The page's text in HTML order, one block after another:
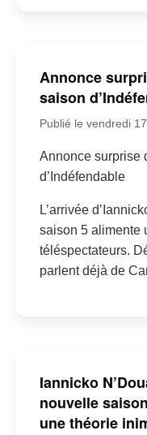
Annonce
saison
Publié le vendredi
Annonce surprise
d’Indéfendable
L’arrivée
saison 5 alimente
téléspectateurs.
parlent déjà de
Iannicko
nouvelle
une théorie